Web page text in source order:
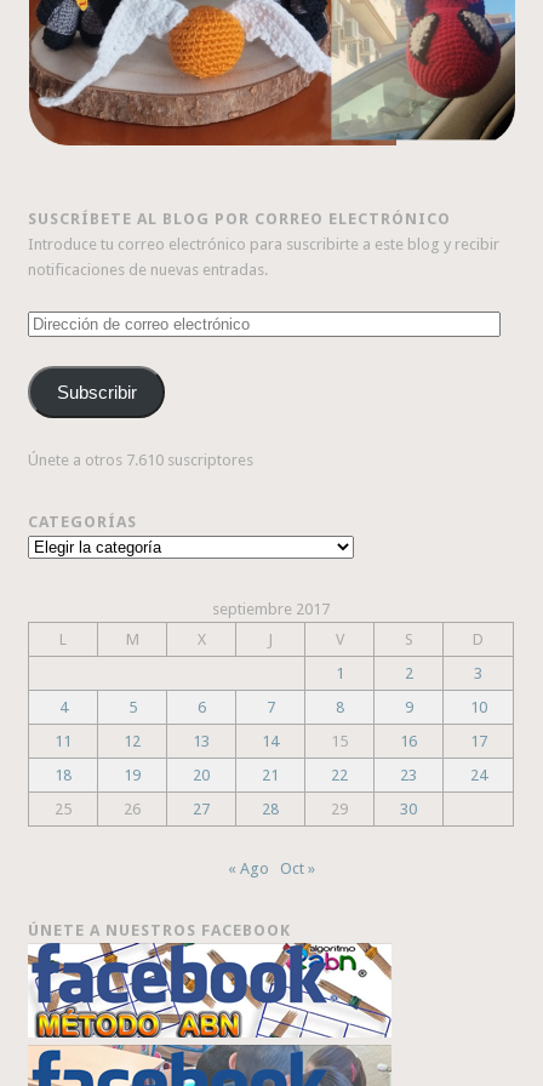
SUSCRÍBETE AL BLOG POR CORREO ELECTRÓNICO
Introduce tu correo electrónico para suscribirte a este blog y recibir
notificaciones de nuevas entradas.
Dirección
correo
electrónico
Subscribir
Únete a otros 7.610 suscriptores
CATEGORÍAS
Categorías
septiembre 2017
L
M X J V S
D
1
2
3
4
5 6 7 8 9
10
11
12 13 14 15 16
17
18
19 20 21 22 23
24
25
26 27 28 29 30
« Ago Oct »
ÚNETE A NUESTROS FACEBOOK